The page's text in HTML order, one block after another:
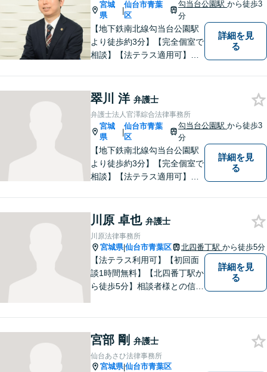
回相談無料】
宮城
県
|
仙台市青葉
区
勾当台公園駅から徒歩3
分
【地下鉄南北線勾当台公園駅
より徒歩約3分】【完全個室で
相談】【法テラス適用可】十
困りの方はお気軽にご相談く
ださい。
詳細を見
る
翠川 洋 弁護士
弁護士法人官澤綜合法律事務所
宮城
県
|
仙台市青葉
区
勾当台公園駅から徒歩3
分
【地下鉄南北線勾当台公園駅
より徒歩約3分】【完全個室で
相談】【法テラス適用可】案
る限り円満な結果が実現する
ことも心がけています。法律
問題でお困りの方はお気軽に
ご相談ください。
詳細を見
る
川原 卓也 弁護士
川原法律事務所
宮城県|仙台市青葉区 北四番丁駅 から徒歩5分
【法テラス利用可】【初回面
談1時間無料】【北四番丁駅か
ら徒歩5分】相談者様との信頼
ます。 まずは一度気軽に御相
談下さい。
詳細を見
る
宮部 剛 弁護士
仙台あさひ法律事務所
宮城県|仙台市青葉区